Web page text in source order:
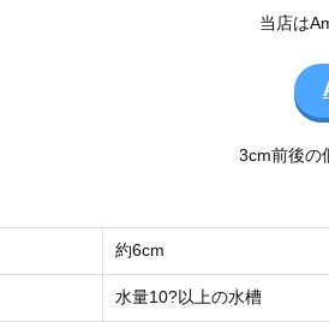
当店は
3cm前後の
約6cm
水量10?以上の水槽